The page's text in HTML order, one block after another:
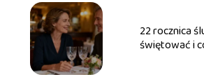
22 rocznica
świętować i